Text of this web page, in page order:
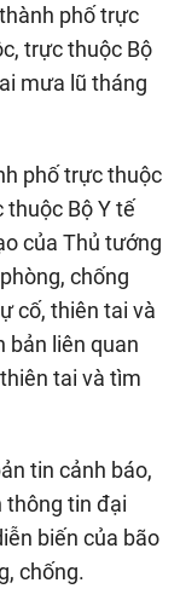
phố trực
trực thuộc Bộ
mưa lũ tháng
phố trực thuộc
thuộc Bộ Y tế
của Thủ tướng
chống
cố, thiên tai và
bản liên quan
tai và tìm
tin cảnh báo,
thông tin đại
biến của bão
chống.